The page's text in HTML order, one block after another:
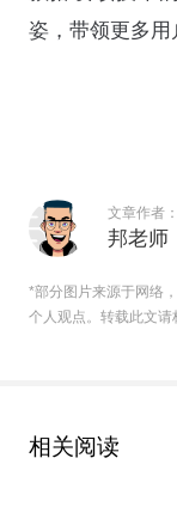
姿，带领更多用
文章作者：
邦老师
*部分图片来源于网络
个人观点。转载此文请
相关阅读